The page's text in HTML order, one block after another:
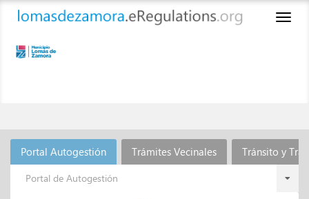
Portal Autogestión Trámites Vecinales Tránsito y
Portal de Autogestión